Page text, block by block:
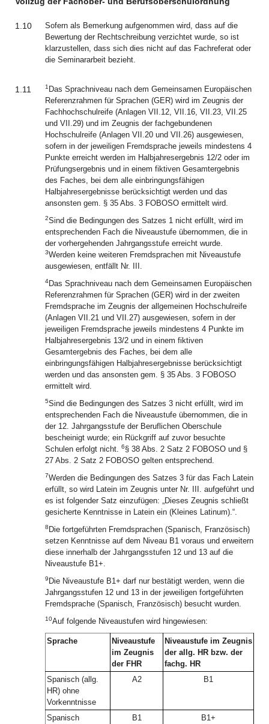
1.10
Sofern als Bemerkung aufgenommen wird, dass auf die
Bewertung der Rechtschreibung verzichtet wurde, so ist
klarzustellen, dass sich dies nicht auf das Fachreferat oder
die Seminararbeit bezieht.
1.11 1 Das Sprachniveau nach dem Gemeinsamen Europäischen
Referenzrahmen für Sprachen (GER) wird im Zeugnis der
Fachhochschulreife (Anlagen VII.12, VII.16, VII.23, VII.25
und VII.29) und im Zeugnis der fachgebundenen
Hochschulreife (Anlagen VII.20 und VII.26) ausgewiesen,
sofern in der jeweiligen Fremdsprache jeweils mindestens 4
Punkte erreicht werden im Halbjahresergebnis 12/2 oder im
Prüfungsergebnis und in einem fiktiven Gesamtergebnis
des Faches, bei dem alle einbringungsfähigen
Halbjahresergebnisse berücksichtigt werden und das
ansonsten gem. § 35 Abs. 3 FOBOSO ermittelt wird.
2Sind die Bedingungen des Satzes 1 nicht erfüllt, wird im
entsprechenden Fach die Niveaustufe übernommen, die in
der vorhergehenden Jahrgangsstufe erreicht wurde.
3Werden keine weiteren Fremdsprachen mit Niveaustufe
ausgewiesen, entfällt Nr. III.
4Das Sprachniveau nach dem Gemeinsamen Europäischen
Referenzrahmen für Sprachen (GER) wird in der zweiten
Fremdsprache im Zeugnis der allgemeinen Hochschulreife
(Anlagen VII.21 und VII.27) ausgewiesen, sofern in der
jeweiligen Fremdsprache jeweils mindestens 4 Punkte im
Halbjahresergebnis 13/2 und in einem fiktiven
Gesamtergebnis des Faches, bei dem alle
einbringungsfähigen Halbjahresergebnisse berücksichtigt
werden und das ansonsten gem. § 35 Abs. 3 FOBOSO
ermittelt wird.
5Sind die Bedingungen des Satzes 3 nicht erfüllt, wird im
entsprechenden Fach die Niveaustufe übernommen, die in
der 12. Jahrgangsstufe der Beruflichen Oberschule
bescheinigt wurde; ein Rückgriff auf zuvor besuchte
Schulen erfolgt nicht. 6§ 38 Abs. 2 Satz 2 FOBOSO und §
27 Abs. 2 Satz 2 FOBOSO gelten entsprechend.
7Werden die Bedingungen des Satzes 3 für das Fach Latein
erfüllt, so wird Latein im Zeugnis unter Nr. III. aufgeführt und
es ist folgender Satz einzufügen: „Dieses Zeugnis schließt
gesicherte Kenntnisse in Latein ein (Kleines Latinum).“.
8 Die fortgeführten Fremdsprachen (Spanisch, Französisch)
setzen Kenntnisse auf dem Niveau B1 voraus und erweitern
diese innerhalb der Jahrgangsstufen 12 und 13 auf die
Niveaustufe B1+.
9 Die Niveaustufe B1+ darf nur bestätigt werden, wenn die
Jahrgangsstufen 12 und 13 in der jeweiligen fortgeführten
Fremdsprache (Spanisch, Französisch) besucht wurden.
10Auf folgende Niveaustufen wird hingewiesen:
Sprache
Niveaustufe
im Zeugnis
der FHR
Niveaustufe im Zeugnis
der allg. HR bzw. der
fachg. HR
Spanisch (allg.
HR) ohne
Vorkenntnisse
A2 B1
Spanisch
B1 B1+